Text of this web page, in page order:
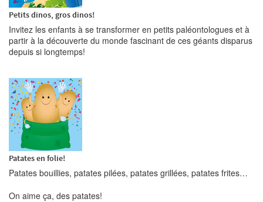
Petits dinos, gros dinos!
Invitez les enfants à se transformer en petits paléontologues et à
partir à la découverte du monde fascinant de ces géants disparus
depuis si longtemps!
Patates en folie!
Patates bouillies, patates pilées, patates grillées, patates frites…
On aime ça, des patates!